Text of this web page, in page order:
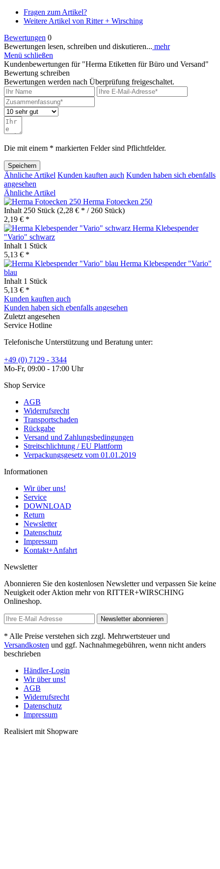
Fragen zum Artikel?
Weitere Artikel von Ritter + Wirsching
Bewertungen 0
Bewertungen lesen, schreiben und diskutieren... mehr
Menü schließen
Kundenbewertungen für "Herma Etiketten für Büro und Versand"
Bewertung schreiben
Bewertungen werden nach Überprüfung freigeschaltet.
Die mit einem * markierten Felder sind Pflichtfelder.
Speichern
Ähnliche Artikel Kunden kauften auch Kunden haben sich ebenfalls
angesehen
Ähnliche Artikel
Herma Fotoecken 250
Inhalt 250 Stück (2,28 € * / 260 Stück)
2,19 € *
Herma Klebespender
"Vario" schwarz
Inhalt 1 Stück
5,13 € *
Herma Klebespender "Vario"
blau
Inhalt 1 Stück
5,13 € *
Kunden kauften auch
Kunden haben sich ebenfalls angesehen
Zuletzt angesehen
Service Hotline
Telefonische Unterstützung und Beratung unter:
+49 (0) 7129 - 3344
Mo-Fr, 09:00 - 17:00 Uhr
Shop Service
AGB
Widerrufsrecht
Transportschaden
Rückgabe
Versand und Zahlungsbedingungen
Streitschlichtung / EU Plattform
Verpackungsgesetz vom 01.01.2019
Informationen
Wir über uns!
Service
DOWNLOAD
Return
Newsletter
Datenschutz
Impressum
Kontakt+Anfahrt
Newsletter
Abonnieren Sie den kostenlosen Newsletter und verpassen Sie keine
Neuigkeit oder Aktion mehr von RITTER+WIRSCHING
Onlineshop.
Newsletter abonnieren
* Alle Preise verstehen sich zzgl. Mehrwertsteuer und
Versandkosten und ggf. Nachnahmegebühren, wenn nicht anders
beschrieben
Händler-Login
Wir über uns!
AGB
Widerrufsrecht
Datenschutz
Impressum
Realisiert mit Shopware